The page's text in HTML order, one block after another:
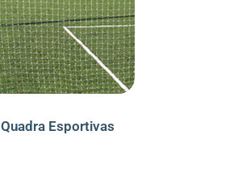
Quadra Esportivas